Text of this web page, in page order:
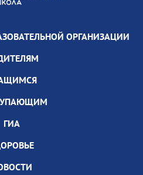
ОРГАНИЗАЦИИ
ГИА